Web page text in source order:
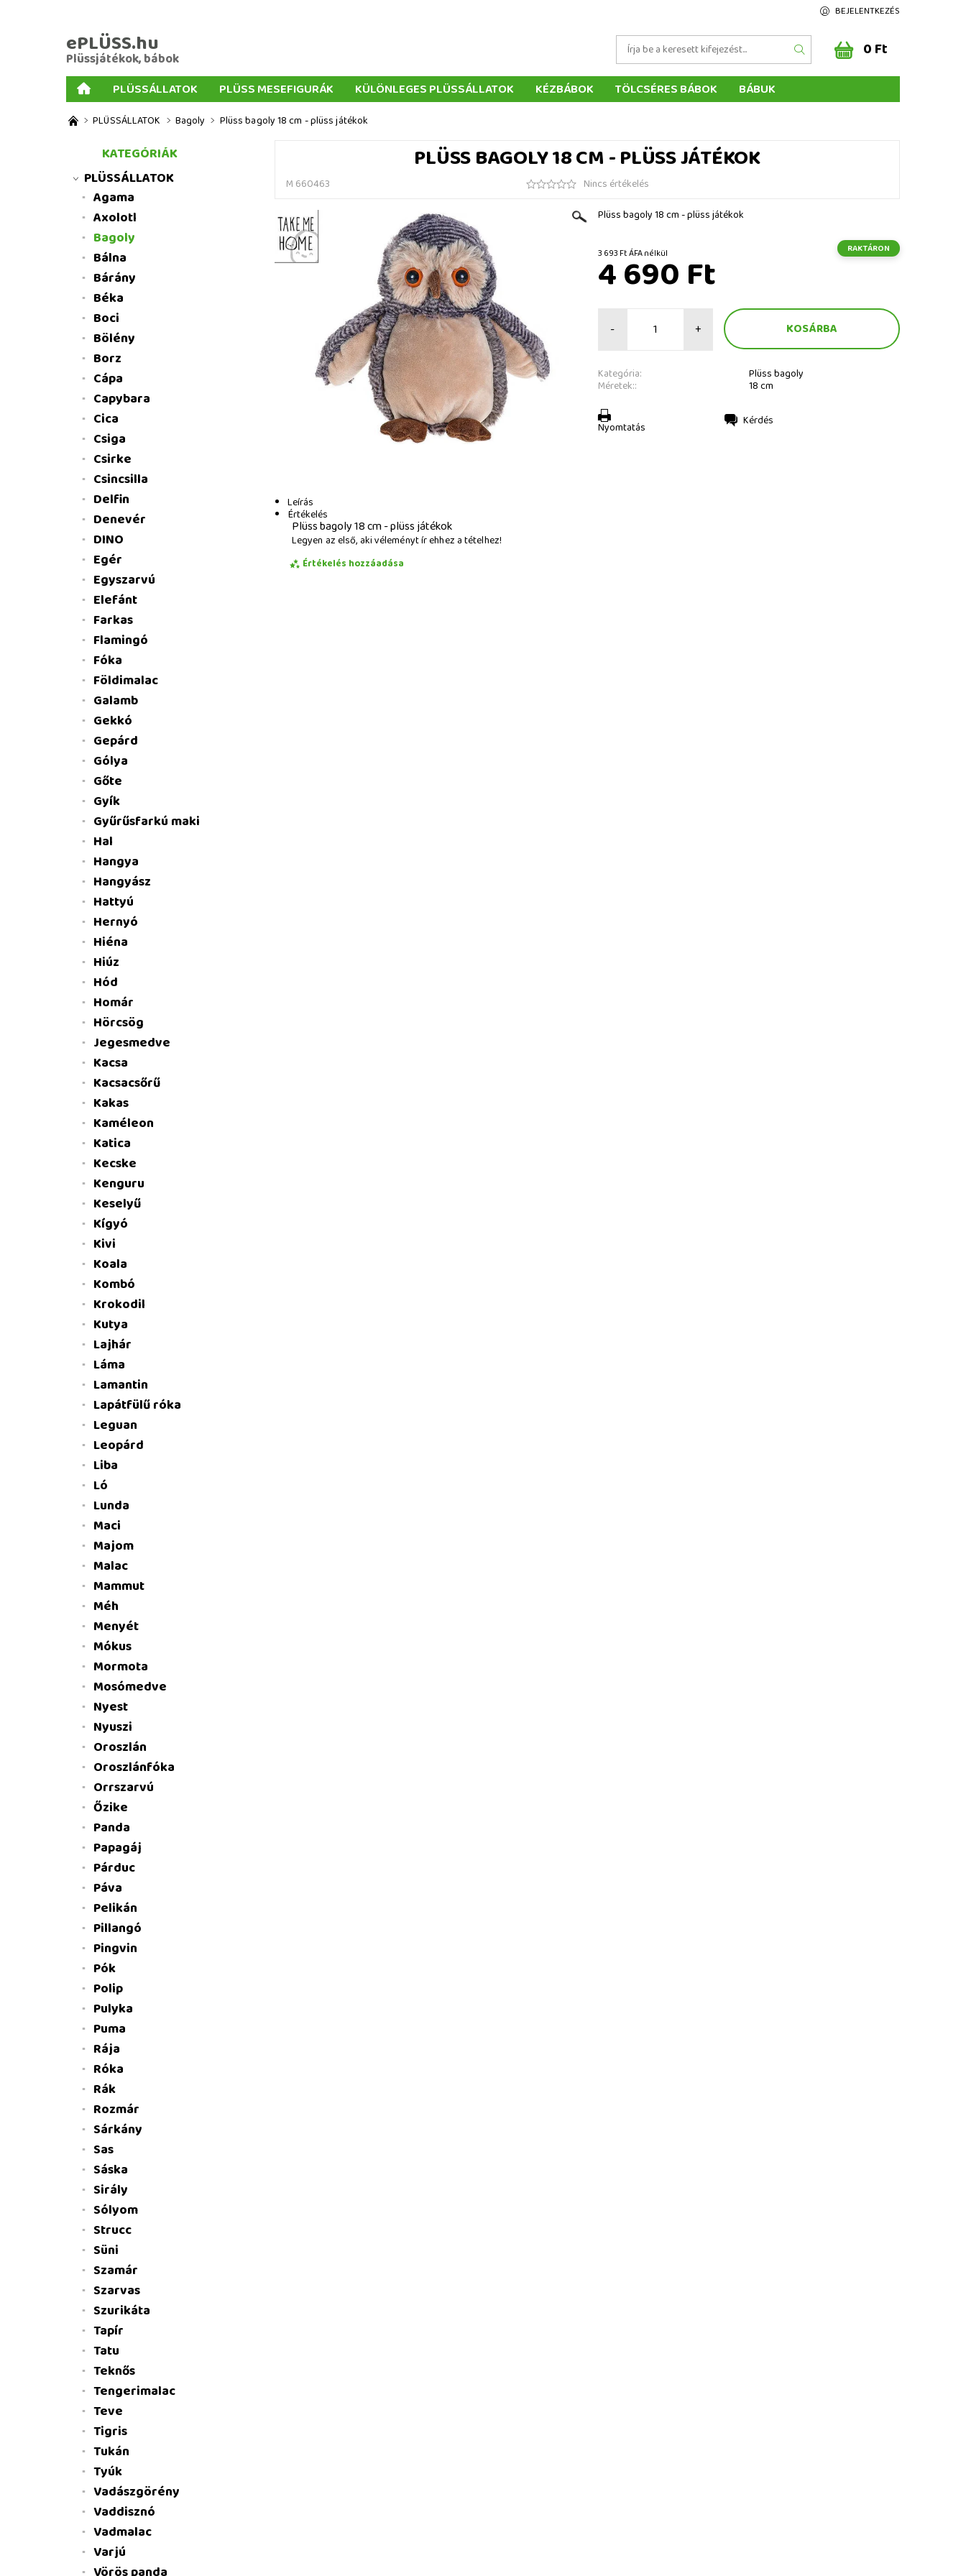
BEJELENTKEZÉS
ePLÜSS.hu
Plüssjátékok, bábok 0 Ft
PLÜSSÁLLATOK PLÜSS MESEFIGURÁK KÜLÖNLEGES PLÜSSÁLLATOK KÉZBÁBOK TÖLCSÉRES BÁBOK
BÁBUK
AJÁNDÉKOK PLÜSSÖKHÖZ
MENNYISÉGI KEDVEZMÉNYEK
ÜZLETI FELTÉTELEK
PLÜSSÁLLATOK Bagoly Plüss bagoly 18 cm - plüss játékok
PLÜSS BAGOLY 18 CM - PLÜSS JÁTÉKOK
M 660463
Nincs értékelés
Plüss bagoly 18 cm - plüss játékok
3 693 Ft ÁFA nélkül RAKTÁRON
4 690 Ft
- +
Kategória: Plüss bagoly
Méretek:: 18 cm
Nyomtatás Kérdés
Leírás
Értékelés
Plüss bagoly 18 cm - plüss játékok
Legyen az első, aki véleményt ír ehhez a tételhez!
Értékelés hozzáadása
KATEGÓRIÁK
PLÜSSÁLLATOK
Agama
Axolotl
Bagoly
Bálna
Bárány
Béka
Boci
Bölény
Borz
Cápa
Capybara
Cica
Csiga
Csirke
Csincsilla
Delfin
Denevér
DINO
Egér
Egyszarvú
Elefánt
Farkas
Flamingó
Fóka
Földimalac
Galamb
Gekkó
Gepárd
Gólya
Gőte
Gyík
Gyűrűsfarkú maki
Hal
Hangya
Hangyász
Hattyú
Hernyó
Hiéna
Hiúz
Hód
Homár
Hörcsög
Jegesmedve
Kacsa
Kacsacsőrű
Kakas
Kaméleon
Katica
Kecske
Kenguru
Keselyű
Kígyó
Kivi
Koala
Kombó
Krokodil
Kutya
Lajhár
Láma
Lamantin
Lapátfülű róka
Leguan
Leopárd
Liba
Ló
Lunda
Maci
Majom
Malac
Mammut
Méh
Menyét
Mókus
Mormota
Mosómedve
Nyest
Nyuszi
Oroszlán
Oroszlánfóka
Orrszarvú
Őzike
Panda
Papagáj
Párduc
Páva
Pelikán
Pillangó
Pingvin
Pók
Polip
Pulyka
Puma
Rája
Róka
Rák
Rozmár
Sárkány
Sas
Sáska
Sirály
Sólyom
Strucc
Süni
Szamár
Szarvas
Szurikáta
Tapír
Tatu
Teknős
Tengerimalac
Teve
Tigris
Tukán
Tyúk
Vadászgörény
Vaddisznó
Vadmalac
Varjú